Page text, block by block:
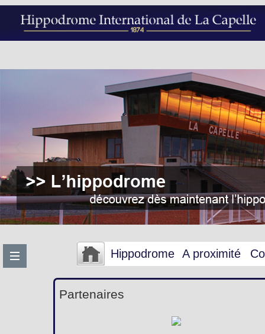
Hippodrome A proximité
Partenaires